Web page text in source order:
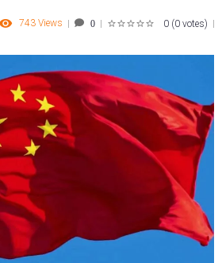
743 Views 0 0 (0 votes)